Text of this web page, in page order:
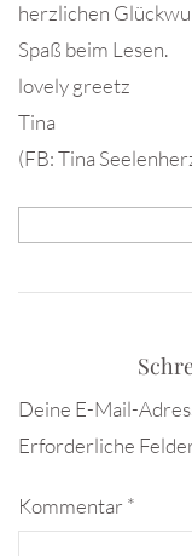
herzlichen
Spaß beim Lesen.
lovely greetz
Tina
(FB: Tina
Deine E-Mail-
Erforderliche
Kommentar *